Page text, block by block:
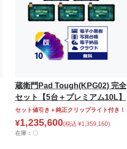
蔵衛門Pad Tough(KPG02) 完全
セット【5台＋プレミアム10L】
セット値引き＋純正クリップライト付き！
¥1,235,600(税込 ¥1,359,160)
在庫：〇